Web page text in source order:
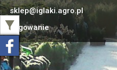
sklep@iglaki.agro.pl
Logowanie